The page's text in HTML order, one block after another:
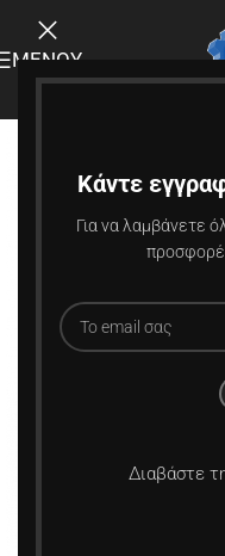
Κάντε
Για να λαμβάνετε
Διαβάστε
ΜΕΝΟΎ